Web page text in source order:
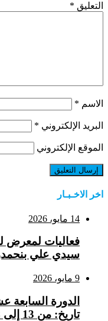
التعليق *
الاسم *
البريد الإلكتروني *
الموقع الإلكتروني
اخر الاخـبـار
14 مايو، 2026
فعاليات لمعرض
سيدي علي
9 مايو، 2026
الدورة
تاريخ: من 13 إلى 18 أكتوبر 2026